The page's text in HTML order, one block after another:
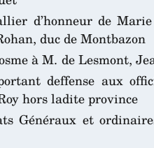
d’honneur de
duc de Montbazon
à M. de Lesmont,
deffense aux
hors ladite province
Généraux et